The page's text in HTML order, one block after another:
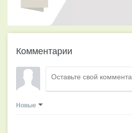
Комментарии
Новые